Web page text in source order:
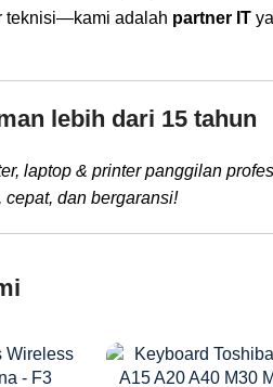
teknisi—kami adalah partner IT
lebih dari 15 tahun
laptop & printer panggilan
cepat, dan bergaransi!